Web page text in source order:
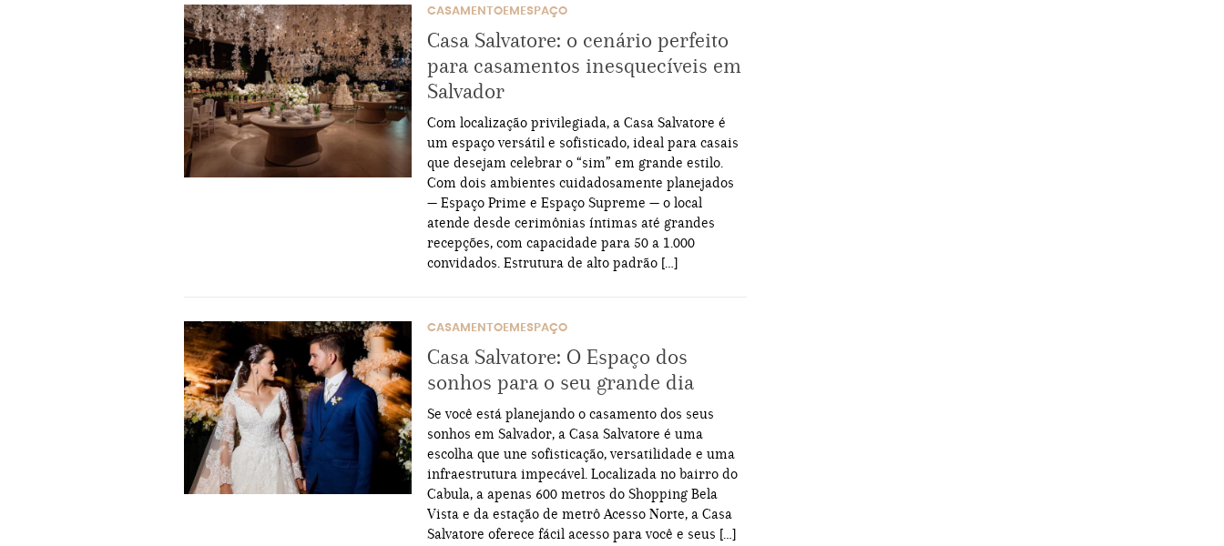
CASAMENTOEMESPAÇO
Casa Salvatore: o cenário perfeito
para casamentos inesquecíveis em
Salvador
Com localização privilegiada, a Casa Salvatore é
um espaço versátil e sofisticado, ideal para casais
que desejam celebrar o “sim” em grande estilo.
Com dois ambientes cuidadosamente planejados
— Espaço Prime e Espaço Supreme — o local
atende desde cerimônias íntimas até grandes
recepções, com capacidade para 50 a 1.000
convidados. Estrutura de alto padrão […]
CASAMENTOEMESPAÇO
Casa Salvatore: O Espaço dos
sonhos para o seu grande dia
Se você está planejando o casamento dos seus
sonhos em Salvador, a Casa Salvatore é uma
escolha que une sofisticação, versatilidade e uma
infraestrutura impecável. Localizada no bairro do
Cabula, a apenas 600 metros do Shopping Bela
Vista e da estação de metrô Acesso Norte, a Casa
Salvatore oferece fácil acesso para você e seus […]